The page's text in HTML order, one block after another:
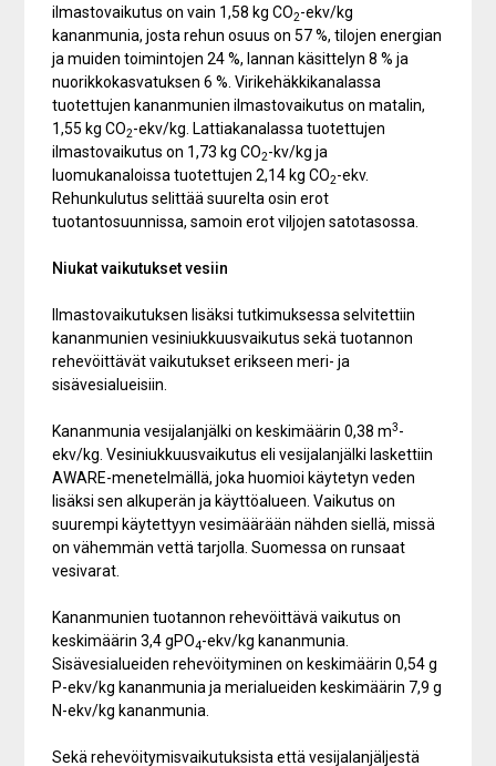
ilmastovaikutus on vain 1,58 kg CO2-ekv/kg
kananmunia, josta rehun osuus on 57 %, tilojen energian
ja muiden toimintojen 24 %, lannan käsittelyn 8 % ja
nuorikkokasvatuksen 6 %. Virikehäkkikanalassa
tuotettujen kananmunien ilmastovaikutus on matalin,
1,55 kg CO2-ekv/kg. Lattiakanalassa tuotettujen
ilmastovaikutus on 1,73 kg CO2-kv/kg ja
luomukanaloissa tuotettujen 2,14 kg CO2-ekv.
Rehunkulutus selittää suurelta osin erot
tuotantosuunnissa, samoin erot viljojen satotasossa.
Niukat vaikutukset vesiin
Ilmastovaikutuksen lisäksi tutkimuksessa selvitettiin
kananmunien vesiniukkuusvaikutus sekä tuotannon
rehevöittävät vaikutukset erikseen meri- ja
sisävesialueisiin.
Kananmunia vesijalanjälki on keskimäärin 0,38 m3-
ekv/kg. Vesiniukkuusvaikutus eli vesijalanjälki laskettiin
AWARE-menetelmällä, joka huomioi käytetyn veden
lisäksi sen alkuperän ja käyttöalueen. Vaikutus on
suurempi käytettyyn vesimäärään nähden siellä, missä
on vähemmän vettä tarjolla. Suomessa on runsaat
vesivarat.
Kananmunien tuotannon rehevöittävä vaikutus on
keskimäärin 3,4 gPO4-ekv/kg kananmunia.
Sisävesialueiden rehevöityminen on keskimäärin 0,54 g
P-ekv/kg kananmunia ja merialueiden keskimäärin 7,9 g
N-ekv/kg kananmunia.
Sekä rehevöitymisvaikutuksista että vesijalanjäljestä